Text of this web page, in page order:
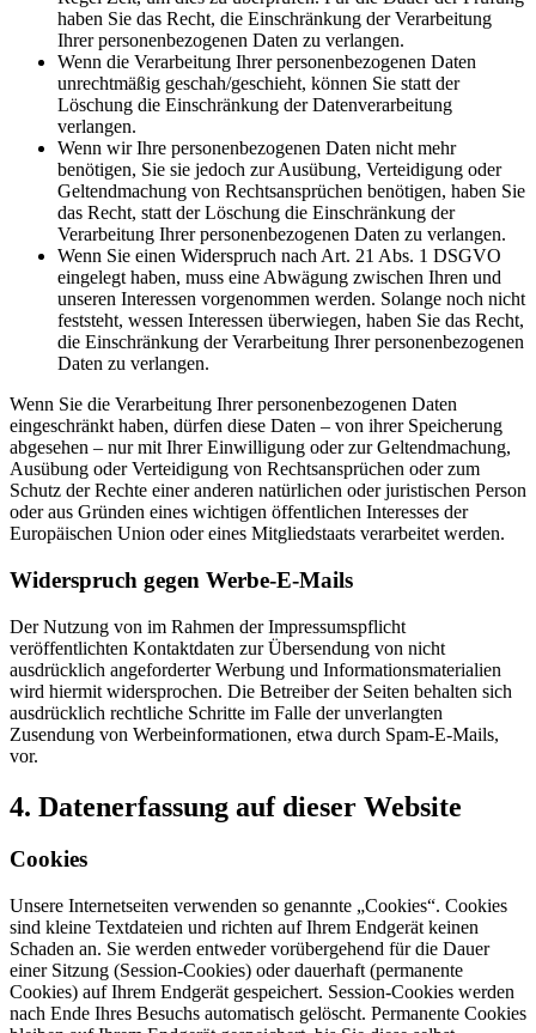
haben Sie das Recht, die Einschränkung der Verarbeitung
Ihrer personenbezogenen Daten zu verlangen.
Wenn die Verarbeitung Ihrer personenbezogenen Daten
unrechtmäßig geschah/geschieht, können Sie statt der
Löschung die Einschränkung der Datenverarbeitung
verlangen.
Wenn wir Ihre personenbezogenen Daten nicht mehr
benötigen, Sie sie jedoch zur Ausübung, Verteidigung oder
Geltendmachung von Rechtsansprüchen benötigen, haben Sie
das Recht, statt der Löschung die Einschränkung der
Verarbeitung Ihrer personenbezogenen Daten zu verlangen.
Wenn Sie einen Widerspruch nach Art. 21 Abs. 1 DSGVO
eingelegt haben, muss eine Abwägung zwischen Ihren und
unseren Interessen vorgenommen werden. Solange noch nicht
feststeht, wessen Interessen überwiegen, haben Sie das Recht,
die Einschränkung der Verarbeitung Ihrer personenbezogenen
Daten zu verlangen.
Wenn Sie die Verarbeitung Ihrer personenbezogenen Daten
eingeschränkt haben, dürfen diese Daten – von ihrer Speicherung
abgesehen – nur mit Ihrer Einwilligung oder zur Geltendmachung,
Ausübung oder Verteidigung von Rechtsansprüchen oder zum
Schutz der Rechte einer anderen natürlichen oder juristischen Person
oder aus Gründen eines wichtigen öffentlichen Interesses der
Europäischen Union oder eines Mitgliedstaats verarbeitet werden.
Widerspruch gegen Werbe-E-Mails
Der Nutzung von im Rahmen der Impressumspflicht
veröffentlichten Kontaktdaten zur Übersendung von nicht
ausdrücklich angeforderter Werbung und Informationsmaterialien
wird hiermit widersprochen. Die Betreiber der Seiten behalten sich
ausdrücklich rechtliche Schritte im Falle der unverlangten
Zusendung von Werbeinformationen, etwa durch Spam-E-Mails,
vor.
4. Datenerfassung auf dieser Website
Cookies
Unsere Internetseiten verwenden so genannte „Cookies“. Cookies
sind kleine Textdateien und richten auf Ihrem Endgerät keinen
Schaden an. Sie werden entweder vorübergehend für die Dauer
einer Sitzung (Session-Cookies) oder dauerhaft (permanente
Cookies) auf Ihrem Endgerät gespeichert. Session-Cookies werden
nach Ende Ihres Besuchs automatisch gelöscht. Permanente Cookies